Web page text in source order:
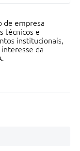
de empresa
técnicos e
institucionais,
da